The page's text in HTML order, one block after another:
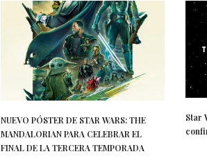
NUEVO PÓSTER DE STAR WARS: THE
MANDALORIAN PARA CELEBRAR EL
FINAL DE LA TERCERA TEMPORADA
Star